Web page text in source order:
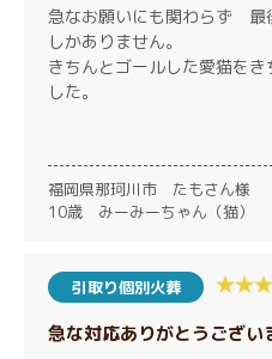
急なお願いにも関わらず
しかありません。
きちんとゴールした愛猫を
した。
福岡県那珂川市 たもさん様
10歳 みーみーちゃん（猫）
引取り個別火葬
急な対応ありがとうござい